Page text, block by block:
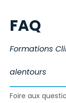
FAQ
Formations
alentours
Foire aux